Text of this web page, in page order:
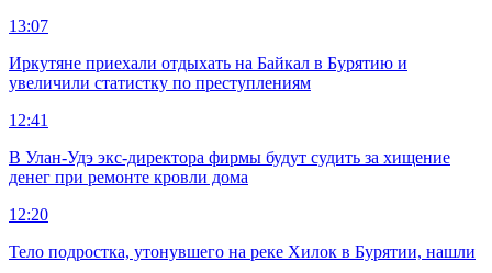
13:07
Иркутяне приехали отдыхать на Байкал в Бурятию и
увеличили статистку по преступлениям
12:41
В Улан-Удэ экс-директора фирмы будут судить за хищение
денег при ремонте кровли дома
12:20
Тело подростка, утонувшего на реке Хилок в Бурятии, нашли